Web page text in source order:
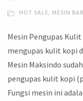
HOT SALE, MESIN
Mesin Pengupas
mengupas kulit kopi
Mesin Maksindo
pengupas kulit kopi
Fungsi mesin ini